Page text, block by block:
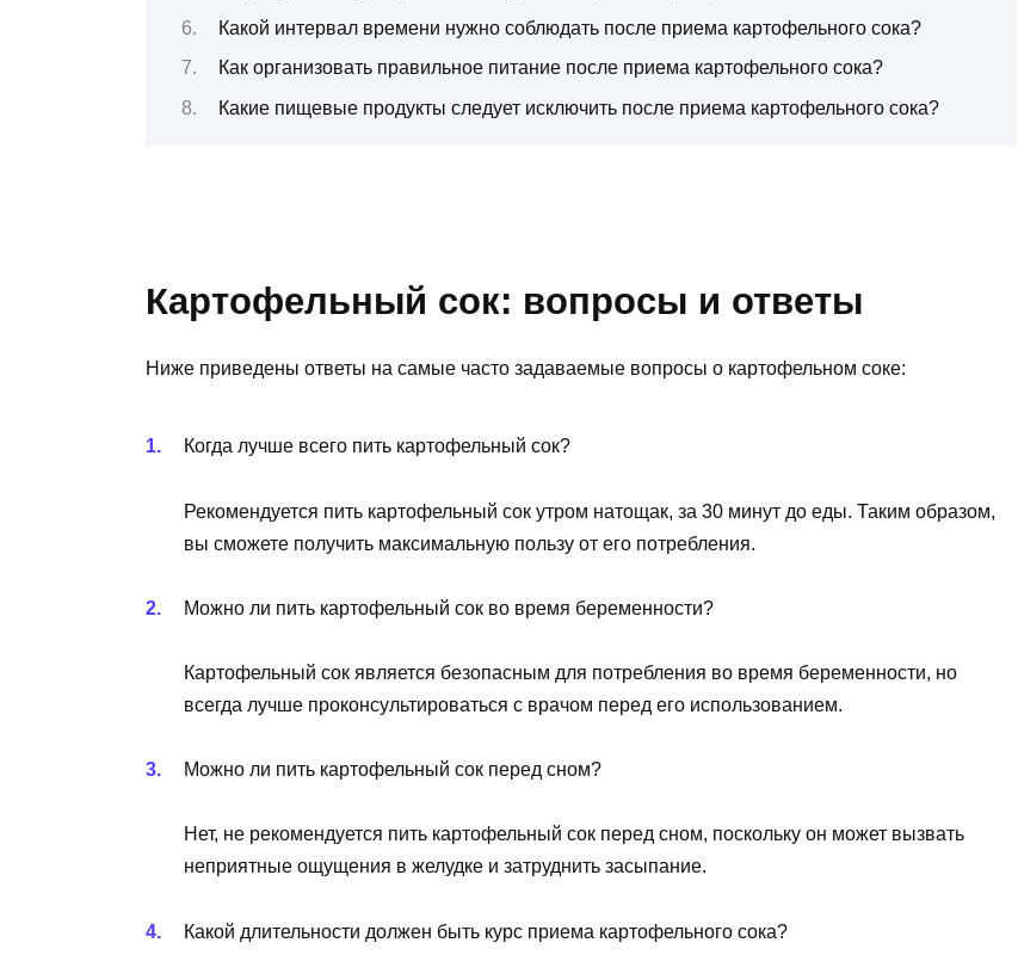
Какой интервал времени нужно соблюдать после приема картофельного сока?
Как организовать правильное питание после приема картофельного сока?
Какие пищевые продукты следует исключить после приема картофельного сока?
Картофельный сок: вопросы и ответы
Ниже приведены ответы на самые часто задаваемые вопросы о картофельном соке:
Когда лучше всего пить картофельный сок?
Рекомендуется пить картофельный сок утром натощак, за 30 минут до еды. Таким образом,
вы сможете получить максимальную пользу от его потребления.
Можно ли пить картофельный сок во время беременности?
Картофельный сок является безопасным для потребления во время беременности, но
всегда лучше проконсультироваться с врачом перед его использованием.
Можно ли пить картофельный сок перед сном?
Нет, не рекомендуется пить картофельный сок перед сном, поскольку он может вызвать
неприятные ощущения в желудке и затруднить засыпание.
Какой длительности должен быть курс приема картофельного сока?